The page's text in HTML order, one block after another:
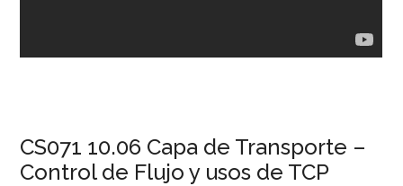
CS071 10.06 Capa de Transporte –
Control de Flujo y usos de TCP